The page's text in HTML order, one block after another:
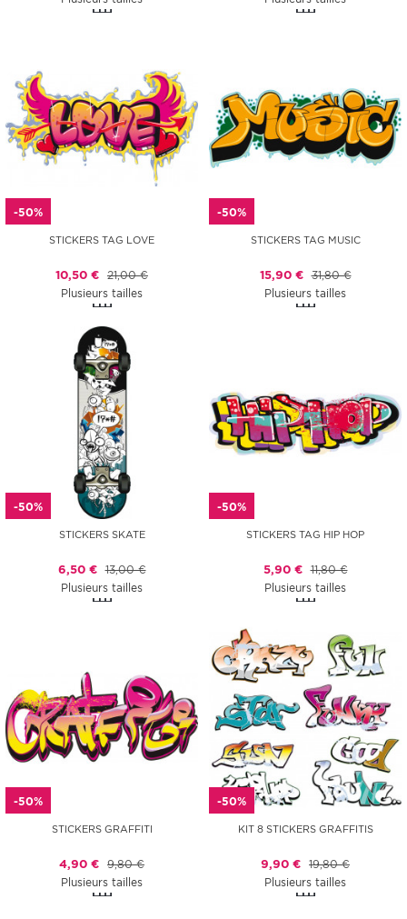
-50%
STICKERS TAG LOVE
10,50 € 21,00 €
Plusieurs tailles
-50%
STICKERS TAG MUSIC
15,90 € 31,80 €
Plusieurs tailles
-50%
STICKERS SKATE
6,50 € 13,00 €
Plusieurs tailles
-50%
STICKERS TAG HIP HOP
5,90 € 11,80 €
Plusieurs tailles
-50%
STICKERS GRAFFITI
4,90 € 9,80 €
Plusieurs tailles
-50%
KIT 8 STICKERS GRAFFITIS
9,90 € 19,80 €
Plusieurs tailles